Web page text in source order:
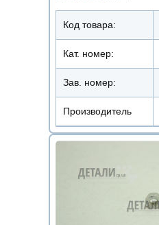
Код товара:
Кат. номер:
Зав. номер:
Производитель